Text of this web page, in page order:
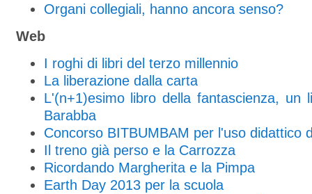
Organi collegiali, hanno ancora senso?
Web
I roghi di libri del terzo millennio
La liberazione dalla carta
L'(n+1)esimo libro della fantascienza, un
Barabba
Concorso BITBUMBAM per l'uso didattico
Il treno già perso e la Carrozza
Ricordando Margherita e la Pimpa
Earth Day 2013 per la scuola